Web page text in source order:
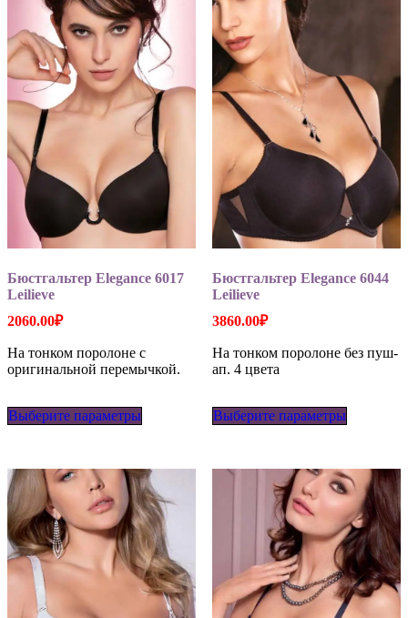
Опции
можно
выбрать
на
странице
товара.
странице
товара.
Бюстгальтер Elegance 6017
Leilieve
2060.00₽
На тонком поролоне с
оригинальной перемычкой.
Выберите параметры
Опции
можно
выбрать
на
странице
товара.
Бюстгальтер Elegance 6044
Leilieve
3860.00₽
На тонком поролоне без пуш-
ап. 4 цвета
Выберите параметры
Опции
можно
выбрать
на
странице
товара.